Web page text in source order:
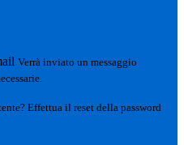
Verrà inviato un messaggio
Effettua il reset della password